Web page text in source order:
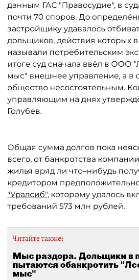
данным ГАС "Правосудие", в
почти 70 споров. До
застройщику удавалось
дольщиков, действия которых
называли потребительским
итоге суд сначала ввёл в ООО
мыс" внешнее управление, а в
общество несостоятельным.
управляющим на днях
Голубев.
Общая сумма долгов пока
всего, от банкротства
жилья вряд ли что–нибудь
кредитором
"Уралсиб", которому удалось
требований 573 млн рублей.
Читайте также:
Мыс раздора. Дольщики в
пытаются обанкротить
мыс"